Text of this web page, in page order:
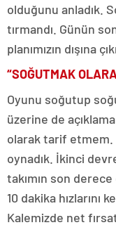
olduğunu anladık.
tırmandı. Günün
planımızın dışına
“SOĞUTMAK
Oyunu soğutup
üzerine de
olarak tarif etmem.
oynadık. İkinci
takımın son derece
10 dakika hızlarını
Kalemizde net